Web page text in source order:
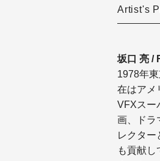
Artist's
坂口 亮 /
1978年
在はアメ
VFXスー
画、ドラ
レクター
も貢献